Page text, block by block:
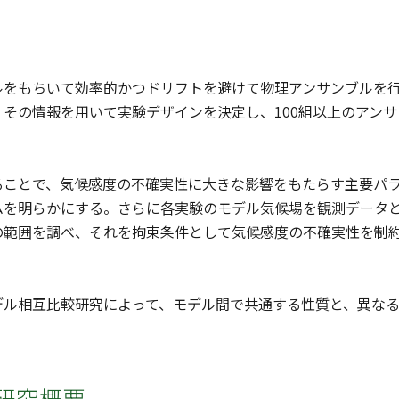
もちいて効率的かつドリフトを避けて物理アンサンブルを
の情報を用いて実験デザインを決定し、100組以上のアン
とで、気候感度の不確実性に大きな影響をもたらす主要パ
明らかにする。さらに各実験のモデル気候場を観測データ
囲を調べ、それを拘束条件として気候感度の不確実性を制
相互比較研究によって、モデル間で共通する性質と、異な